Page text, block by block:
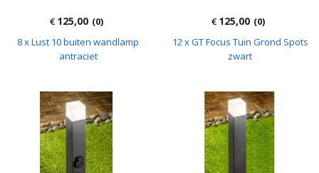
€125,00 (0)
8 x Lust 10 buiten wandlamp
antraciet
€125,00 (0)
12 x GT Focus Tuin Grond Spots
zwart